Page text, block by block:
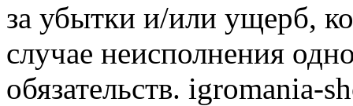
за убытки и/или ущерб,
случае неисполнения
обязательств. igromania-